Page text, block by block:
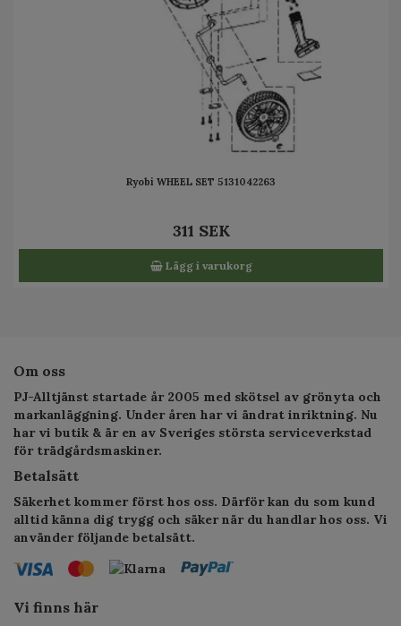
Ryobi WHEEL SET 5131042263
311 SEK
Lägg i varukorg
Om oss
PJ-Alltjänst startade år 2005 med skötsel av grönyta och
markanläggning. Under åren har vi ändrat inriktning. Nu
har vi butik & är en av Sveriges största serviceverkstad
för trädgårdsmaskiner.
Betalsätt
Säkerhet kommer först hos oss. Därför kan du som kund
alltid känna dig trygg och säker när du handlar hos oss. Vi
använder följande betalsätt.
Vi finns här